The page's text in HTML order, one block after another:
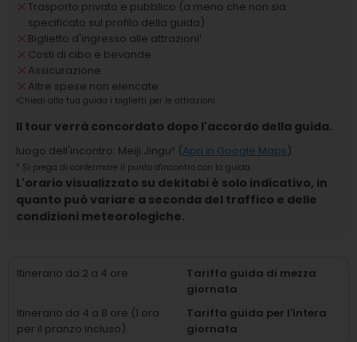
Trasporto privato e pubblico (a meno che non sia
specificato sul profilo della guida)
Biglietto d'ingresso alle attrazioni¹
Costi di cibo e bevande
Assicurazione
Altre spese non elencate
¹Chiedi alla tua guida i biglietti per le attrazioni.
Il tour verrà concordato dopo l'accordo della guida.
luogo dell'incontro: Meiji Jingu² (Apri in Google Maps)
² Si prega di confermare il punto d'incontro con la guida.
L'orario visualizzato su dekitabi è solo indicativo, in
quanto può variare a seconda del traffico e delle
condizioni meteorologiche.
Itinerario da 2 a 4 ore
Tariffa guida di mezza
giornata
Itinerario da 4 a 8 ore (1 ora
per il pranzo incluso).
Tariffa guida per l'intera
giornata